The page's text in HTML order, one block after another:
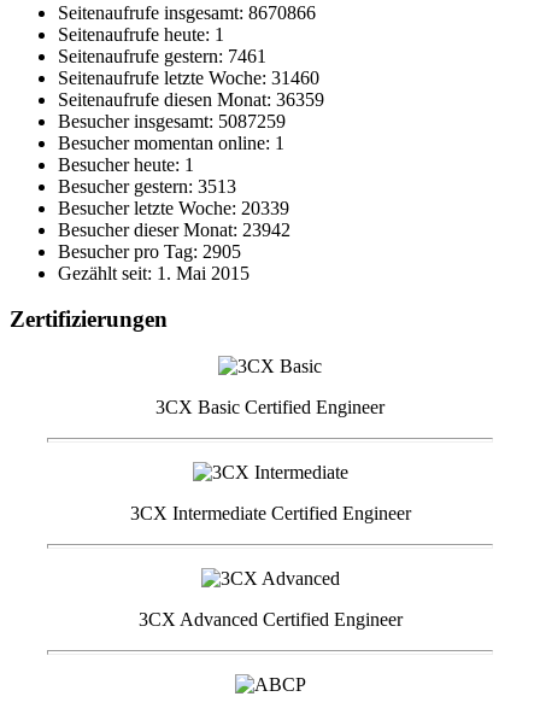
Seitenaufrufe insgesamt: 8670866
Seitenaufrufe heute: 1
Seitenaufrufe gestern: 7461
Seitenaufrufe letzte Woche: 31460
Seitenaufrufe diesen Monat: 36359
Besucher insgesamt: 5087259
Besucher momentan online: 1
Besucher heute: 1
Besucher gestern: 3513
Besucher letzte Woche: 20339
Besucher dieser Monat: 23942
Besucher pro Tag: 2905
Gezählt seit: 1. Mai 2015
Zertifizierungen
3CX Basic Certified Engineer
3CX Intermediate Certified Engineer
3CX Advanced Certified Engineer